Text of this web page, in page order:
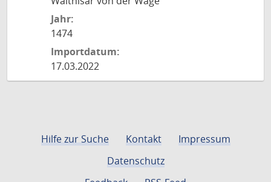
Jahr:
1474
Importdatum:
17.03.2022
Hilfe zur Suche Kontakt
Impressum
Datenschutz